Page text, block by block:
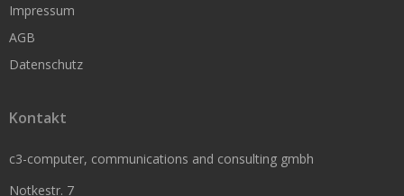
Impressum
AGB
Datenschutz
Kontakt
c3-computer, communications and consulting gmbh
Notkestr. 7